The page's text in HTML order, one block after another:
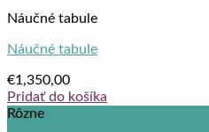
Náučné tabule
Náučné tabule
€1,350,00
Pridať do košíka
Rôzne